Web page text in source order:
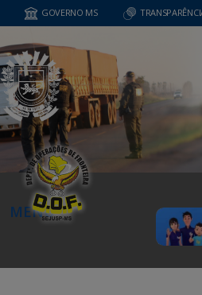
GOVERNO MS
MENU